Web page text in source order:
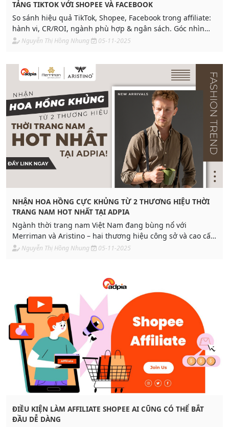
TẢNG TIKTOK VỚI SHOPEE VÀ FACEBOOK
So sánh hiệu quả TikTok, Shopee, Facebook trong affiliate:
hành vi, CR/ROI, ngành phù hợp & ngân sách. Góc nhìn
chuyên gia từ Adpia – giải pháp đa nền tảng.
Nguyễn Thị Hồng Nhung 05-11-2025
NHẬN HOA HỒNG CỰC KHỦNG TỪ 2 THƯƠNG HIỆU THỜI
TRANG NAM HOT NHẤT TẠI ADPIA
Ngành thời trang nam Việt Nam đang bùng nổ với
Merriman và Aristino – hai thương hiệu công sở và cao cấp
hàng đầu. Tham gia chiến dịch Adpia, chia sẻ link và nhận
Nguyễn Thị Hồng Nhung 05-11-2025
ĐIỀU KIỆN LÀM AFFILIATE SHOPEE AI CŨNG CÓ THỂ BẮT
ĐẦU DỄ DÀNG